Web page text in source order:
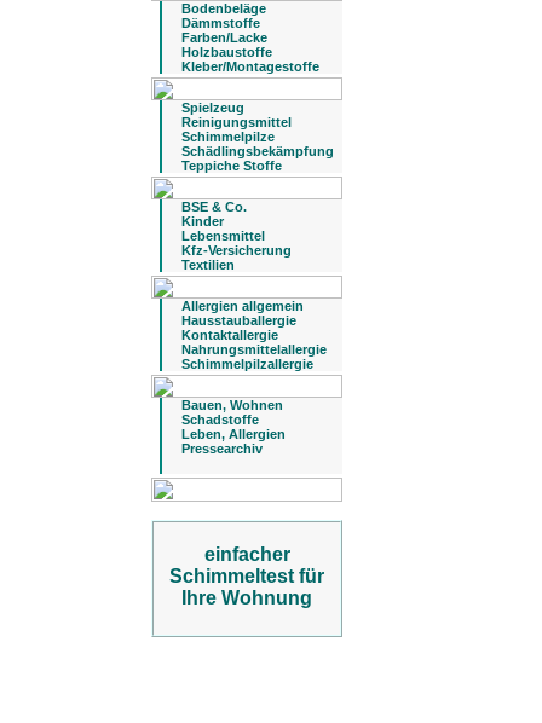
Bodenbeläge
Dämmstoffe
Farben/Lacke
Holzbaustoffe
Kleber/Montagestoffe
Spielzeug
Reinigungsmittel
Schimmelpilze
Schädlingsbekämpfung
Teppiche Stoffe
BSE & Co.
Kinder
Lebensmittel
Kfz-Versicherung
Textilien
Allergien allgemein
Hausstauballergie
Kontaktallergie
Nahrungsmittelallergie
Schimmelpilzallergie
Bauen, Wohnen
Schadstoffe
Leben, Allergien
Pressearchiv
einfacher
Schimmeltest für
Ihre Wohnung